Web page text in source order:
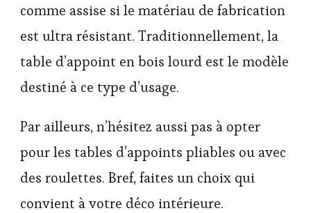
comme assise si le matériau de fabrication
est ultra résistant. Traditionnellement, la
table d’appoint en bois lourd est le modèle
destiné à ce type d’usage.
Par ailleurs, n’hésitez aussi pas à opter
pour les tables d’appoints pliables ou avec
des roulettes. Bref, faites un choix qui
convient à votre déco intérieure.